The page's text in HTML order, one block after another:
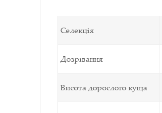
Селекція
Дозрівання
Висота дорослого куща